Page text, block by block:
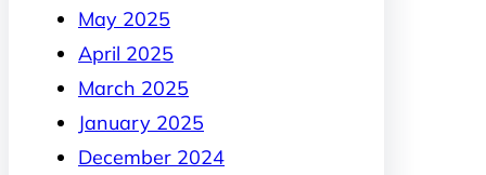
May 2025
April 2025
March 2025
January 2025
December 2024